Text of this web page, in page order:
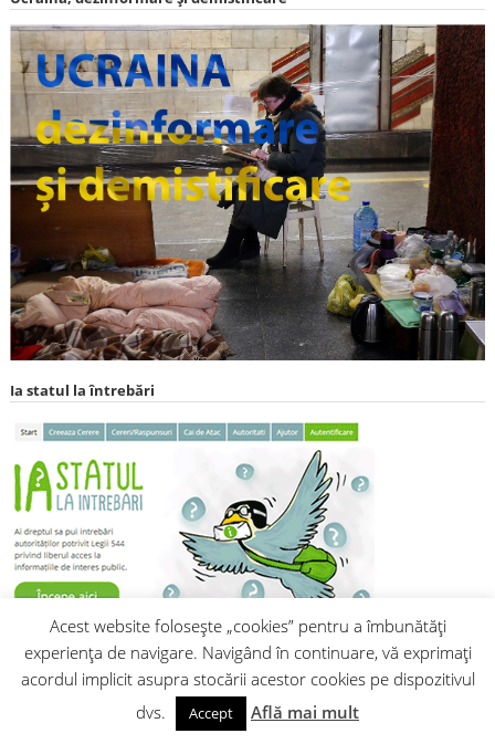
Ia statul la întrebări
Instrumentele de luptă anticorupție
Verifică integritatea!
Ia statul la întrebări!
Acest website folosește „cookies” pentru a îmbunătăți
experiența de navigare. Navigând în continuare, vă exprimați
acordul implicit asupra stocării acestor cookies pe dispozitivul
dvs.
Accept Află mai mult